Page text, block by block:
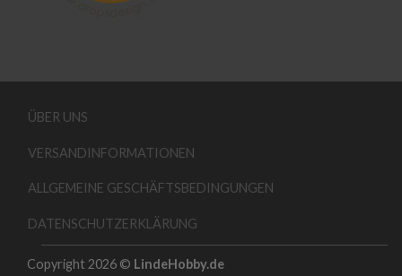
ÜBER UNS
VERSANDINFORMATIONEN
ALLGEMEINE GESCHÄFTSBEDINGUNGEN
DATENSCHUTZERKLÄRUNG
Copyright 2026 © LindeHobby.de